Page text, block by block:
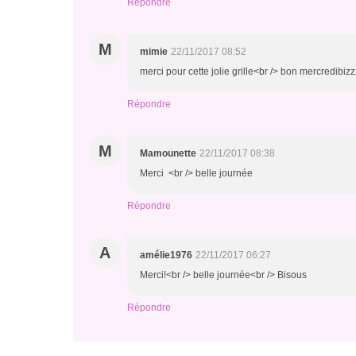
Répondre
M mimie 22/11/2017 08:52
merci pour cette jolie grille<br /> bon
Répondre
M Mamounette 22/11/2017 08:38
Merci <br /> belle journée
Répondre
A amélie1976 22/11/2017 06:27
Merci!<br /> belle journée<br /> Bisous
Répondre